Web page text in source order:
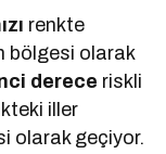
renkte
bölgesi olarak
derece riskli
iller
olarak geçiyor.